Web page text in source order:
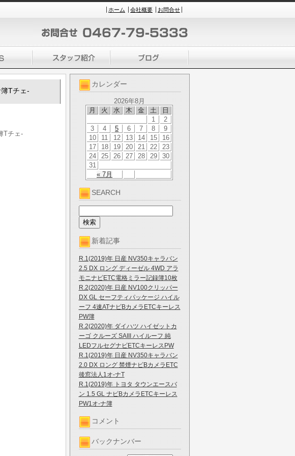
ホーム 会社概要 お問合せ
カレンダー
2026年8月
月
火 水 木 金 土 日
« 7月
1
2
3
4 5 6 7 8
9
10
11 12 13 14 15
16
17
18 19 20 21 22
23
24
25 26 27 28 29
30
31
SEARCH
新着記事
R.1(2019)年 日産 NV350キャラバン
2.5 DX ロング ディーゼル 4WD アラ
モニナビETC電格ミラー記録簿10枚
R.2(2020)年 日産 NV100クリッパー
DX GL セーフティパッケージ ハイル
ーフ 4速ATナビBカメラETCキーレス
PW簿
R.2(2020)年 ダイハツ ハイゼットカ
ーゴ クルーズ SAIII ハイルーフ 純
LEDフルセグナビETCキーレスPW
R.1(2019)年 日産 NV350キャラバン
2.0 DX ロング 禁煙ナビBカメラETC
後窓法人1オ-ナT
R.1(2019)年 トヨタ タウンエースバ
ン 1.5 GL ナビBカメラETCキーレス
PW1オ-ナ簿
コメント
バックナンバー
Tチェ-
Tチェ-